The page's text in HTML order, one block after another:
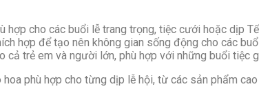
hợp cho các buổi lễ trang trọng, tiệc cưới hoặc dịp
hợp để tạo nên không gian sống động cho các
cả trẻ em và người lớn, phù hợp với những buổi tiệc
phù hợp cho từng dịp lễ hội, từ các sản phẩm